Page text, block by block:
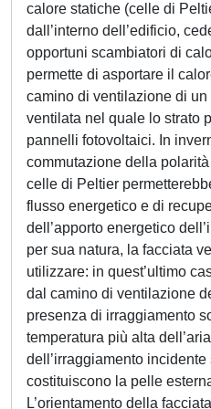
calore statiche (celle di
dall’interno dell’edificio,
opportuni scambiatori di
permette di asportare il
camino di ventilazione di un
ventilata nel quale lo strato
pannelli fotovoltaici. In
commutazione della
celle di Peltier
flusso energetico e di
dell’apporto energetico
per sua natura, la facciata
utilizzare: in quest’ultimo
dal camino di ventilazione
presenza di irraggiamento
temperatura più alta
dell’irraggiamento
costituiscono la pelle
L’orientamento della